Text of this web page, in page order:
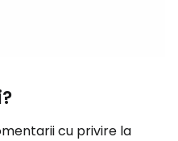
cu privire la